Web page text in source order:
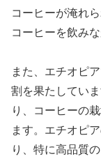
コーヒーが淹れ
コーヒーを飲み
また、エチオピ
割を果たしてい
り、コーヒーの
ます。エチオピ
り、特に高品質